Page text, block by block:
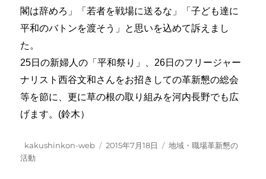
閣は辞めろ」「若者を戦場に送るな」「子ども達に
平和のバトンを渡そう」と思いを込めて訴えまし
た。
25日の新婦人の「平和祭り」、26日のフリージャー
ナリスト西谷文和さんをお招きしての革新懇の総会
等を節に、更に草の根の取り組みを河内長野でも広
げます。(鈴木）
投
稿
kakushinkon-web
投
2015年7月18日
カ
地域・職場革新懇の
活動